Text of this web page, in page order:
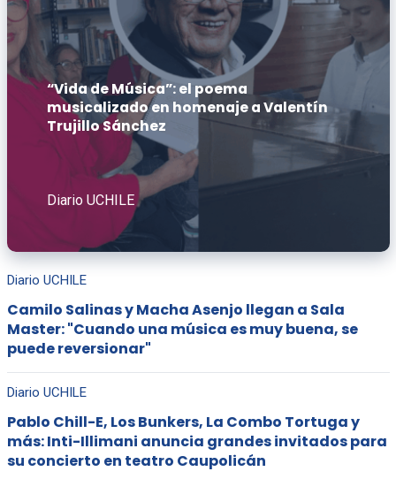
“Vida de Música”: el poema
musicalizado en homenaje a Valentín
Trujillo Sánchez
Diario UCHILE
Diario UCHILE
Camilo Salinas y Macha Asenjo llegan a Sala
Master: "Cuando una música es muy buena, se
puede reversionar"
Diario UCHILE
Pablo Chill-E, Los Bunkers, La Combo Tortuga y
más: Inti-Illimani anuncia grandes invitados para
su concierto en teatro Caupolicán